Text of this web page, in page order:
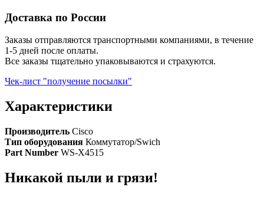
Доставка по России
Заказы отправляются транспортными компаниями, в течение
1-5 дней после оплаты.
Все заказы тщательно упаковываются и страхуются.
Чек-лист "получение посылки"
Характеристики
Производитель Cisco
Тип оборудования Коммутатор/Swich
Part Number WS-X4515
Никакой пыли и грязи!